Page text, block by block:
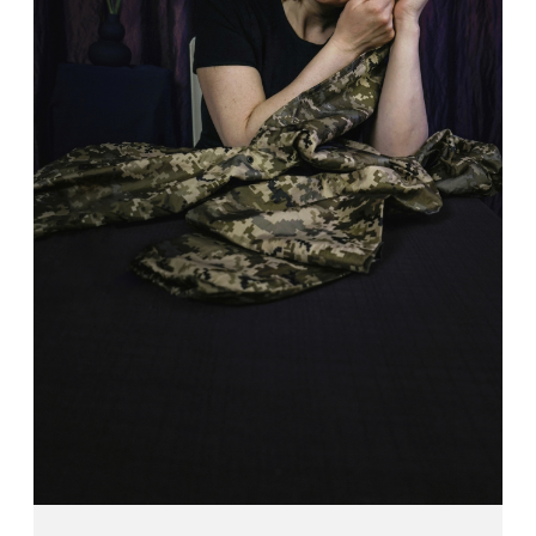
2024 – KLPA International Portrait Photography
2024 – The Florida Museum of Photographic
Arts / Second place
2024 – LensCulture Portrait Awards 2024 /